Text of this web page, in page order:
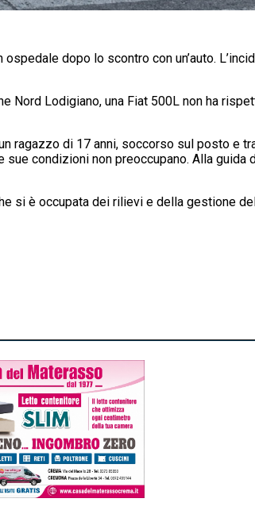
dopo lo scontro con un’auto.
Nord Lodigiano, una Fiat 500L non ha
ragazzo di 17 anni, soccorso sul posto e
condizioni non preoccupano. Alla guida
si è occupata dei rilievi e della gestione